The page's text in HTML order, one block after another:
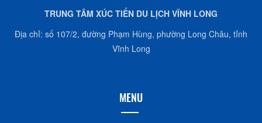
TRUNG TÂM XÚC TIẾN DU LỊCH VĨNH LONG
Địa chỉ: số 107/2, đường Phạm Hùng, phường Long Châu, tỉnh
Vĩnh Long
MENU